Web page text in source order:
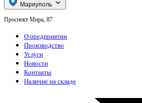
Мариуполь
Проспект Мира, 87
О предприятии
Производство
Услуги
Новости
Контакты
Наличие на складе